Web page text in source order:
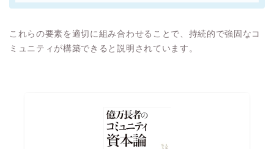
これらの要素を適切に組み合わせることで、持続的で強固なコ
ミュニティが構築できると説明されています。